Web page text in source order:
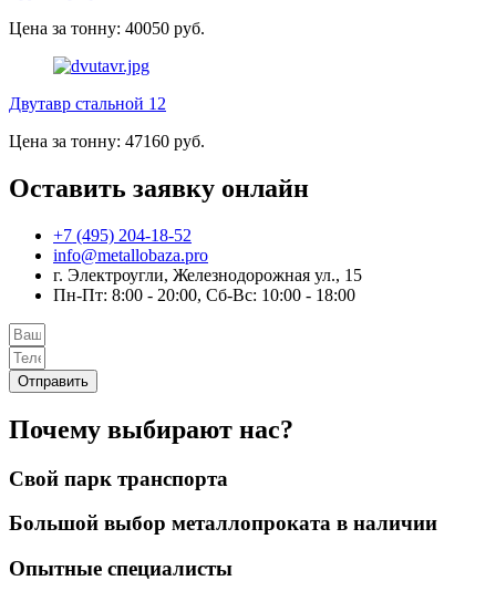
Цена за тонну: 40050 руб.
Двутавр стальной 12
Цена за тонну: 47160 руб.
Оставить заявку онлайн
+7 (495) 204-18-52
info@metallobaza.pro
г. Электроугли, Железнодорожная ул., 15
Пн-Пт: 8:00 - 20:00, Сб-Вс: 10:00 - 18:00
Отправить
Почему выбирают нас?
Свой парк транспорта
Большой выбор металлопроката в наличии
Опытные специалисты